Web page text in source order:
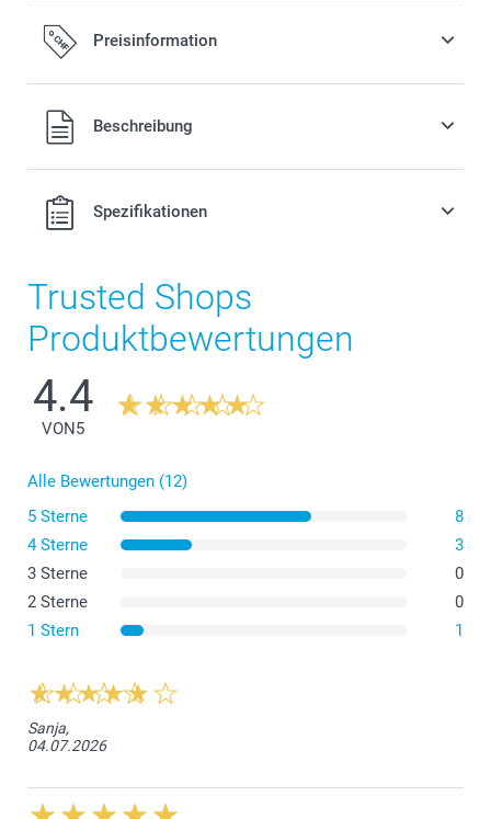
Preisinformation
Alle Preise verstehen sich in Schweizer Franken (CHF) inkl.
MwSt. und zzgl. Versandkosten.
Beschreibung
Spezifikationen
Trusted Shops
Produktbewertungen
4.4
VON 5
Alle Bewertungen (12)
5 Sterne
8
4 Sterne
3
3 Sterne
0
2 Sterne
0
1 Stern
1
Sanja,
04.07.2026